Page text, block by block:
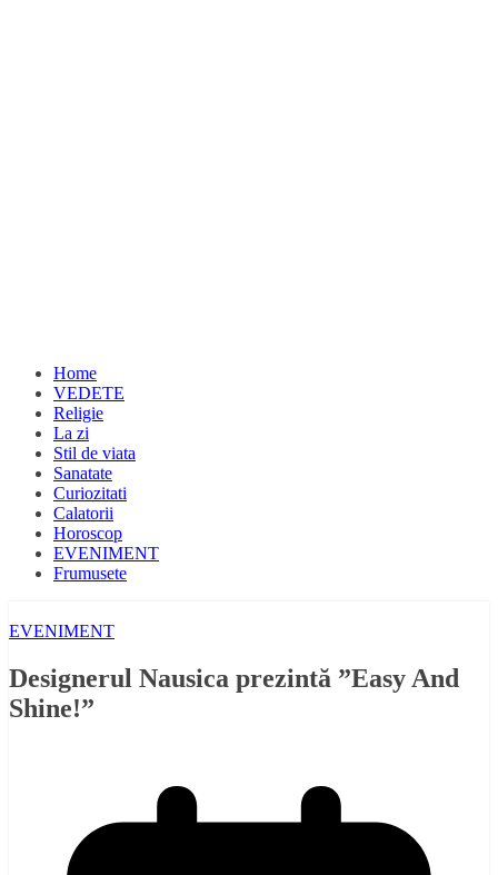
Home
VEDETE
Religie
La zi
Stil de viata
Sanatate
Curiozitati
Calatorii
Horoscop
EVENIMENT
Frumusete
EVENIMENT
Designerul Nausica prezintă ”Easy And
Shine!”